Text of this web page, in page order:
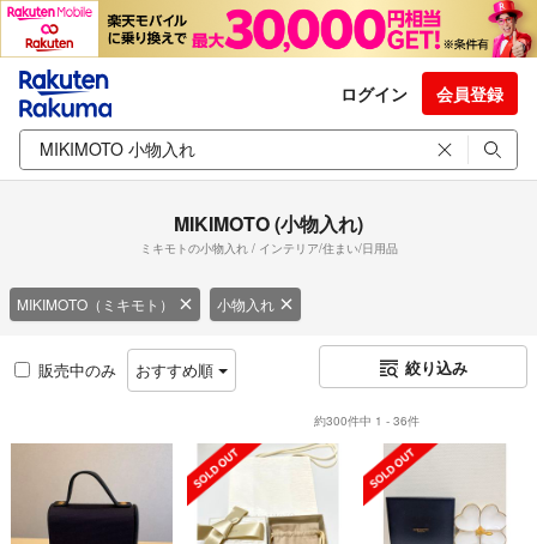
ログイン 会員登録
MIKIMOTO (小物入れ)
ミキモトの小物入れ / インテリア/住まい/日用品
MIKIMOTO（ミキモト） 小物入れ
販売中のみ おすすめ順 絞り込み
約300件中 1 - 36件